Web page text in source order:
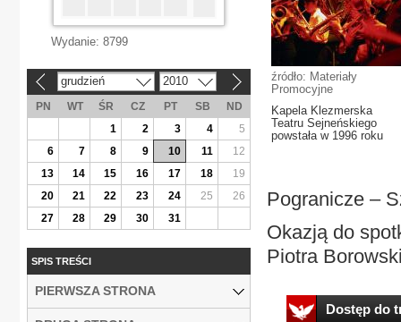
źródło: Materiały
Promocyjne
Kapela Klezmerska
Teatru Sejneńskiego
powstała w 1996 roku
Pogranicze –
Okazją do
Piotra
Dostęp do
Wydanie: 8799
grudzień 2010
PN WT ŚR CZ PT SB
ND
1
2 3 4
5
6
7 8 9 10 11
12
13
14 15 16 17 18
19
20
21 22 23 24 25
26
27
28 29 30 31
SPIS TREŚCI
PIERWSZA STRONA